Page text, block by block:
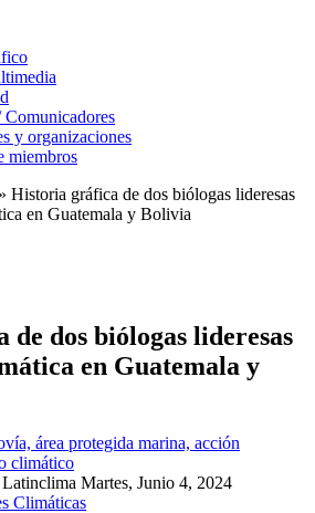
Comunicadores
y organizaciones
miembros
Historia gráfica de dos biólogas lideresas
en Guatemala y Bolivia
dos biólogas lideresas
en Guatemala y
área protegida marina, acción
climático
Martes, Junio 4, 2024
Climáticas